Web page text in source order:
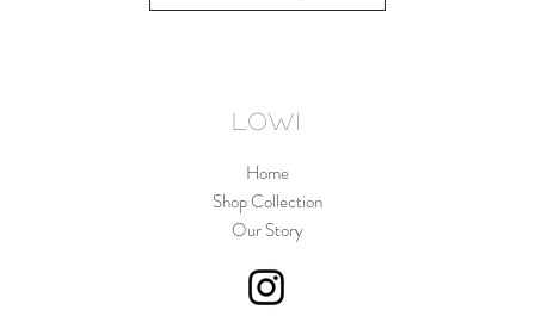
LOWI
Home
Shop Collection
Our Story